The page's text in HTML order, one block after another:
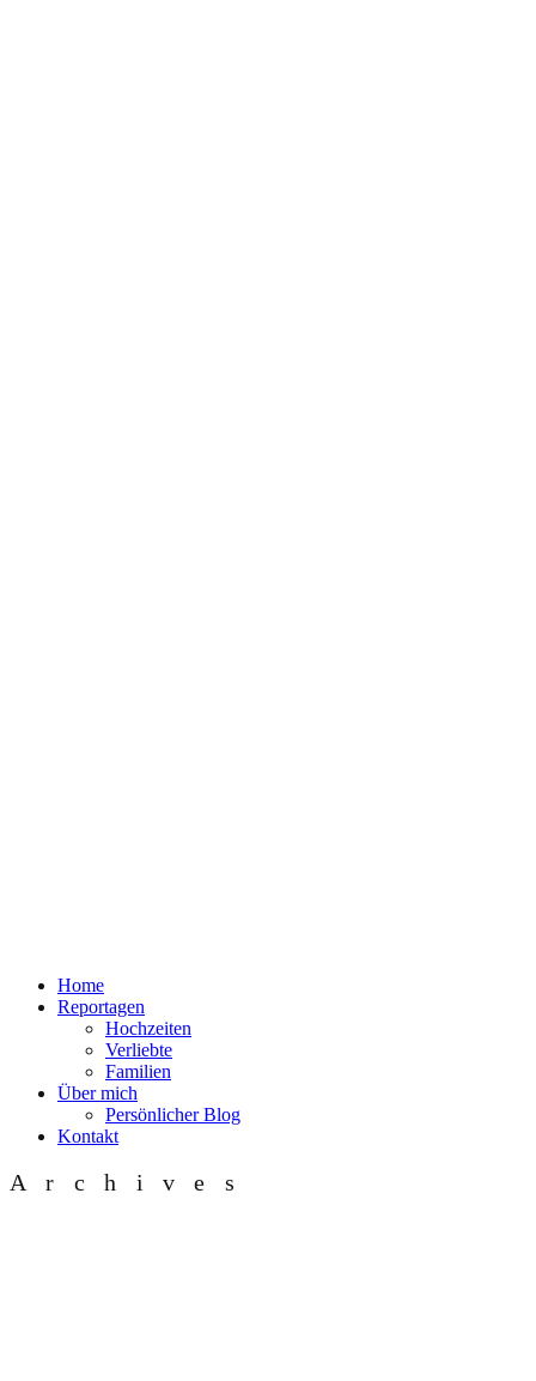
Home
Reportagen
Hochzeiten
Verliebte
Familien
Über mich
Persönlicher Blog
Kontakt
Archives